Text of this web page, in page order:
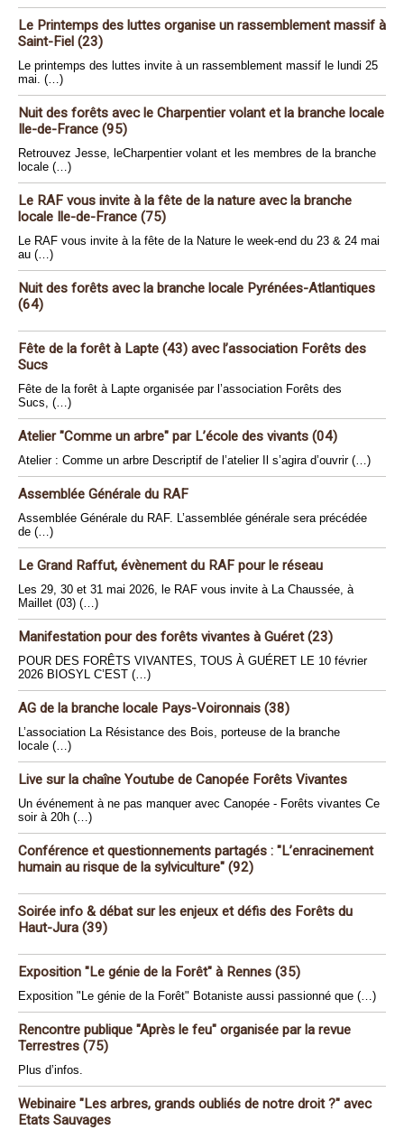
Le Printemps des luttes organise un rassemblement massif à
Saint-Fiel (23)
Le printemps des luttes invite à un rassemblement massif le lundi 25
mai. (…)
Nuit des forêts avec le Charpentier volant et la branche locale
Ile-de-France (95)
Retrouvez Jesse, leCharpentier volant et les membres de la branche
locale (…)
Le RAF vous invite à la fête de la nature avec la branche
locale Ile-de-France (75)
Le RAF vous invite à la fête de la Nature le week-end du 23 & 24 mai
au (…)
Nuit des forêts avec la branche locale Pyrénées-Atlantiques
(64)
Fête de la forêt à Lapte (43) avec l’association Forêts des
Sucs
Fête de la forêt à Lapte organisée par l’association Forêts des
Sucs, (…)
Atelier "Comme un arbre" par L’école des vivants (04)
Atelier : Comme un arbre Descriptif de l’atelier Il s’agira d’ouvrir (…)
Assemblée Générale du RAF
Assemblée Générale du RAF. L’assemblée générale sera précédée
de (…)
Le Grand Raffut, évènement du RAF pour le réseau
Les 29, 30 et 31 mai 2026, le RAF vous invite à La Chaussée, à
Maillet (03) (…)
Manifestation pour des forêts vivantes à Guéret (23)
POUR DES FORÊTS VIVANTES, TOUS À GUÉRET LE 10 février
2026 BIOSYL C’EST (…)
AG de la branche locale Pays-Voironnais (38)
L’association La Résistance des Bois, porteuse de la branche
locale (…)
Live sur la chaîne Youtube de Canopée Forêts Vivantes
Un événement à ne pas manquer avec Canopée - Forêts vivantes Ce
soir à 20h (…)
Conférence et questionnements partagés : "L’enracinement
humain au risque de la sylviculture" (92)
Soirée info & débat sur les enjeux et défis des Forêts du
Haut-Jura (39)
Exposition "Le génie de la Forêt" à Rennes (35)
Exposition "Le génie de la Forêt" Botaniste aussi passionné que (…)
Rencontre publique "Après le feu" organisée par la revue
Terrestres (75)
Plus d’infos.
Webinaire "Les arbres, grands oubliés de notre droit ?" avec
Etats Sauvages